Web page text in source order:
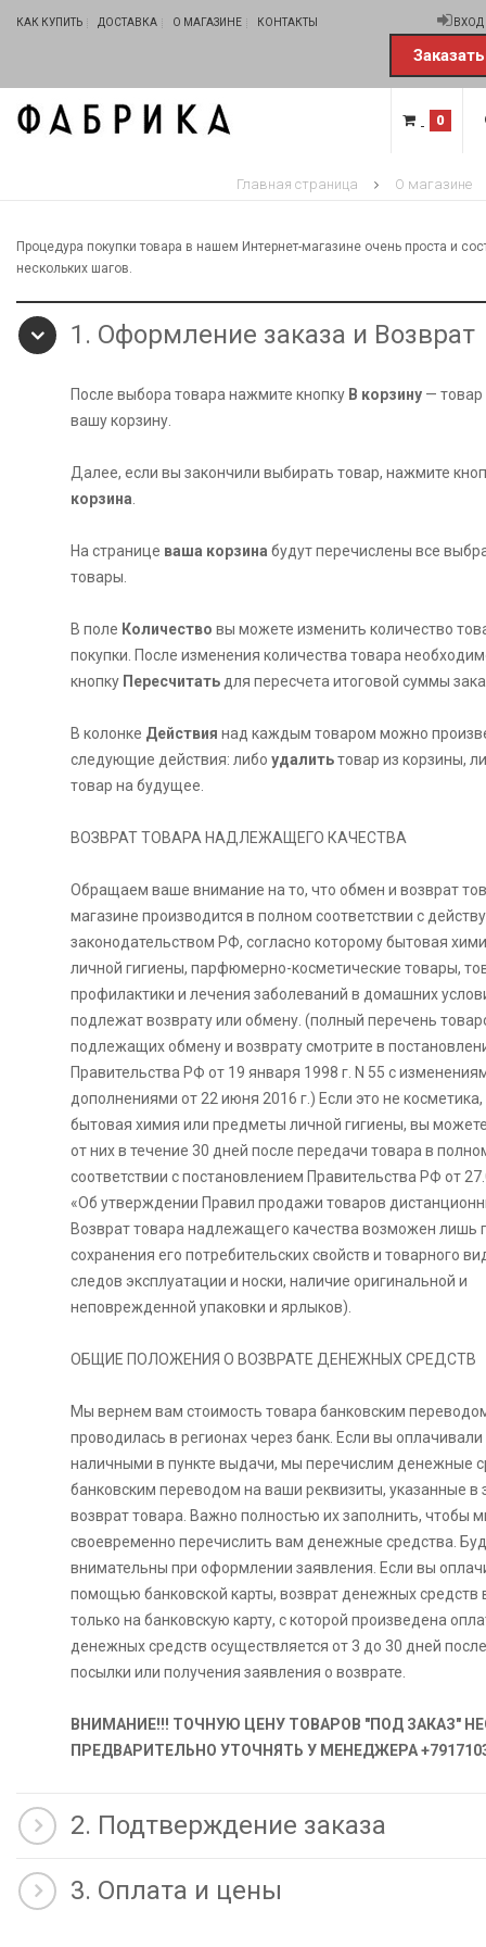
КАК КУПИТЬ ДОСТАВКА О МАГАЗИНЕ КОНТАКТЫ ВХОД
0
Главная страница О магазине
Процедура покупки товара в нашем Интернет-магазине очень проста и
нескольких шагов.
1. Оформление заказа и Возврат
После выбора товара нажмите кнопку В корзину — товар
вашу корзину.
Далее, если вы закончили выбирать товар, нажмите
корзина
На странице ваша корзина будут перечислены все
товары.
В поле Количество вы можете изменить количество
покупки. После изменения количества товара
кнопку Пересчитать для пересчета итоговой суммы
В колонке Действия над каждым товаром можно
следующие действия: либо удалитьтовар из корзины,
товар на будущее.
ВОЗВРАТ ТОВАРА НАДЛЕЖАЩЕГО КАЧЕСТВА
Обращаем ваше внимание на то, что обмен и возврат
магазине производится в полном соответствии с
законодательством РФ, согласно которому бытовая
личной гигиены, парфюмерно-косметические товары,
профилактики и лечения заболеваний в домашних
подлежат возврату или обмену. (полный перечень
подлежащих обмену и возврату смотрите в
Правительства РФ от 19 января 1998 г. N 55 с
дополнениями от 22 июня 2016 г.) Если это не
бытовая химия или предметы личной гигиены, вы
от них в течение 30 дней после передачи товара в
соответствии с постановлением Правительства РФ от
«Об утверждении Правил продажи товаров
Возврат товара надлежащего качества возможен лишь
сохранения его потребительских свойств и товарного
следов эксплуатации и носки, наличие оригинальной и
неповрежденной упаковки и ярлыков).
ОБЩИЕ ПОЛОЖЕНИЯ О ВОЗВРАТЕ ДЕНЕЖНЫХ СРЕДСТВ
Мы вернем вам стоимость товара банковским
проводилась в регионах через банк. Если вы оплачивали
наличными в пункте выдачи, мы перечислим денежные
банковским переводом на ваши реквизиты, указанные в
возврат товара. Важно полностью их заполнить, чтобы
своевременно перечислить вам денежные средства.
внимательны при оформлении заявления. Если вы
помощью банковской карты, возврат денежных средств
только на банковскую карту, с которой произведена
денежных средств осуществляется от 3 до 30 дней
посылки или получения заявления о возврате.
ВНИМАНИЕ!!! ТОЧНУЮ ЦЕНУ ТОВАРОВ "ПОД ЗАКАЗ"
ПРЕДВАРИТЕЛЬНО УТОЧНЯТЬ У МЕНЕДЖЕРА
2. Подтверждение заказа
3. Оплата и цены